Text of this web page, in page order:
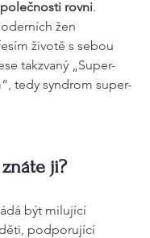
rovni.
žen
životě s sebou
takzvaný „Super-
tedy syndrom super-
ji?
být milující
podporující